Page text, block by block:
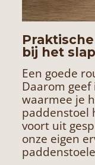
bij het
Een goede
Daarom
waarmee je
paddenstoel
voort uit
onze eigen